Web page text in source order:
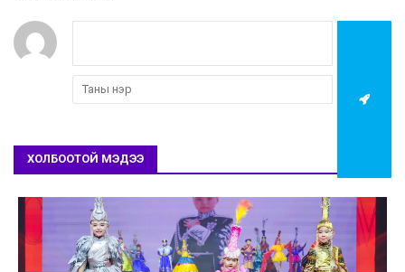
ХОЛБООТОЙ МЭДЭЭ